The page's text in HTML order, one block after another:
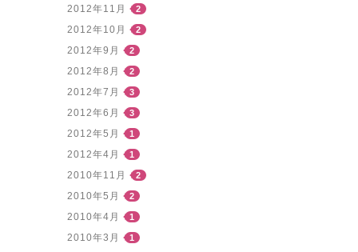
2012年11月 2
2012年10月 2
2012年9月 2
2012年8月 2
2012年7月 3
2012年6月 3
2012年5月 1
2012年4月 1
2010年11月 2
2010年5月 2
2010年4月 1
2010年3月 1